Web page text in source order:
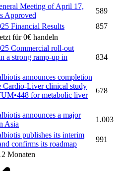
Meeting of April 17,
Approved
589
Financial Results
857
für 0€ handeln
Commercial roll-out
a strong ramp-up in
834
announces completion
Cardio-Liver clinical study
for metabolic liver
678
announces a major
Asia
1.003
publishes its interim
confirms its roadmap
991
Monaten